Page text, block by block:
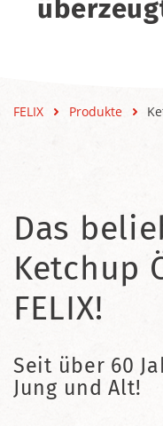
FELIX Produkte
Das
Ketchup
FELIX!
Seit über 60
Jung und Alt!